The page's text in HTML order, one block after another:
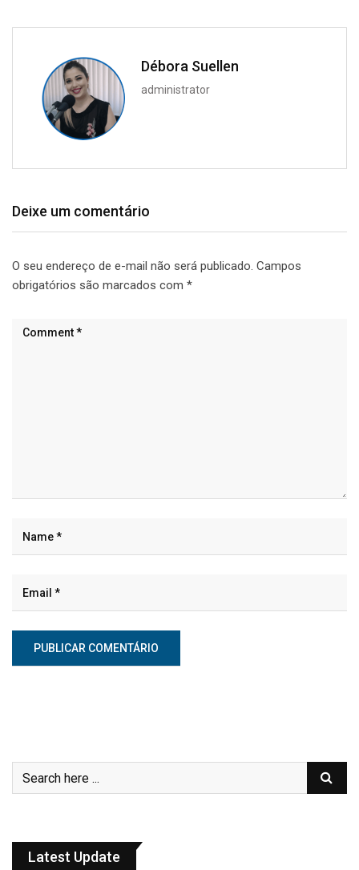
Débora Suellen
administrator
Deixe um comentário
O seu endereço de e-mail não será publicado. Campos
obrigatórios são marcados com *
Latest Update